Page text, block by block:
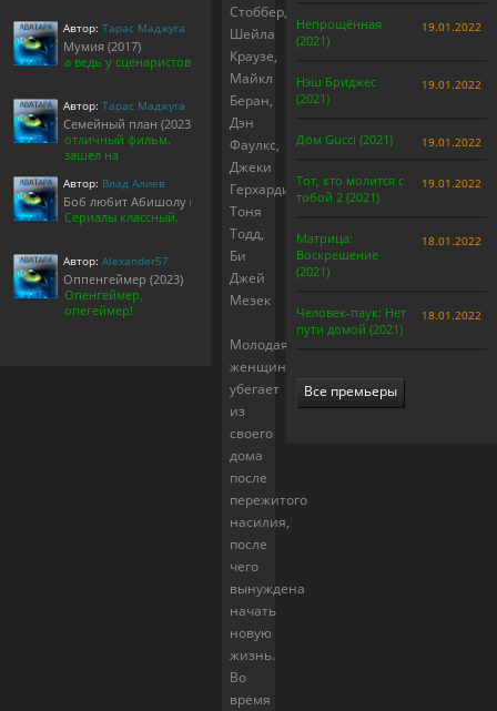
Стоббер,
Шейла
Краузе,
Майкл
Беран,
Дэн
Фаулкс,
Джеки
Герхарди,
Тоня
Тодд,
Би
Джей
Мезек
Молодая
женщина
убегает
из
своего
дома
после
пережитого
насилия,
после
чего
вынуждена
начать
новую
жизнь.
Во
время
Автор: Тарас Маджуга
Мумия (2017)
а ведь у сценаристов
Автор: Тарас Маджуга
Семейный план (2023)
отличный фильм.
зашел на
Автор: Влад Алиев
Боб любит Абишолу (1-5 сезон)
Сериалы классный.
Автор: Alexander57
Оппенгеймер (2023)
Опенгеймер,
опегеймер!
Непрощённая
(2021)
19.01.2022
Нэш Бриджес
(2021)
19.01.2022
Дом Gucci (2021) 19.01.2022
Тот, кто молится с
тобой 2 (2021)
19.01.2022
Матрица:
Воскрешение
(2021)
18.01.2022
Человек-паук: Нет
пути домой (2021)
18.01.2022
Все премьеры